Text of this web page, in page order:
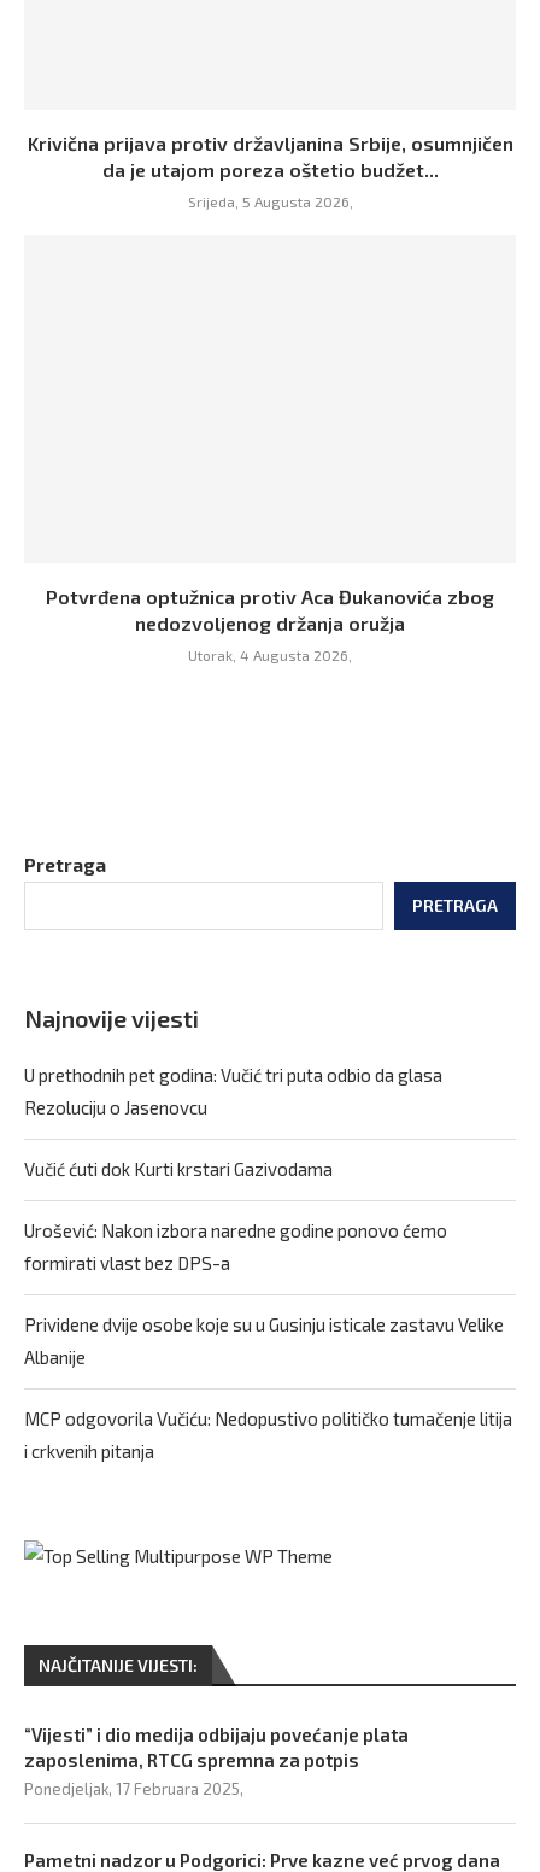
Krivična prijava protiv državljanina Srbije, osumnjičen
da je utajom poreza oštetio budžet...
Srijeda, 5 Augusta 2026,
Potvrđena optužnica protiv Aca Đukanovića zbog
nedozvoljenog držanja oružja
Utorak, 4 Augusta 2026,
Pretraga
PRETRAGA
Najnovije vijesti
U prethodnih pet godina: Vučić tri puta odbio da glasa
Rezoluciju o Jasenovcu
Vučić ćuti dok Kurti krstari Gazivodama
Urošević: Nakon izbora naredne godine ponovo ćemo
formirati vlast bez DPS-a
Prividene dvije osobe koje su u Gusinju isticale zastavu Velike
Albanije
MCP odgovorila Vučiću: Nedopustivo političko tumačenje litija
i crkvenih pitanja
NAJČITANIJE VIJESTI:
“Vijesti” i dio medija odbijaju povećanje plata
zaposlenima, RTCG spremna za potpis
Ponedjeljak, 17 Februara 2025,
Pametni nadzor u Podgorici: Prve kazne već prvog dana